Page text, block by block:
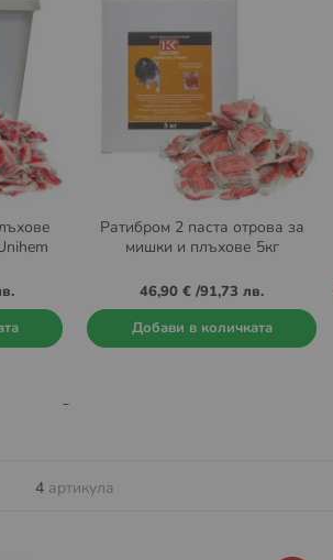
Ратибром 2 паста отрова за
мишки и плъхове 5кг
46,90 € /91,73 лв.
Добави в количката
4 артикула